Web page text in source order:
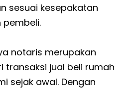
sesuai kesepakatan
notaris merupakan
transaksi jual beli rumah
sejak awal. Dengan